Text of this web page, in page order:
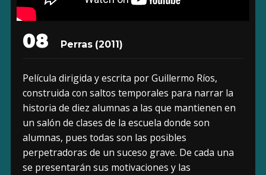
08 Perras (2011)
Película dirigida y escrita por Guillermo Ríos,
construida con saltos temporales para narrar la
historia de diez alumnas a las que mantienen en
un salón de clases de la escuela donde son
alumnas, pues todas son las posibles
perpetradoras de un suceso grave. De cada una
se presentarán sus motivaciones y las